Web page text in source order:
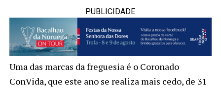
PUBLICIDADE
Uma das marcas da freguesia é o Coronado
ConVida, que este ano se realiza mais cedo, de 31